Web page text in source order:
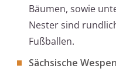
Bäumen, sowie
Nester sind
Fußballen.
Sächsische Wespen